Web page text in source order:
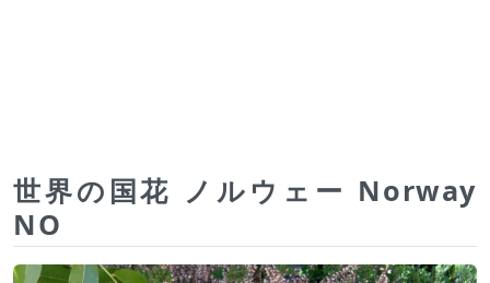
世界の国花 ノルウェー Norway
NO